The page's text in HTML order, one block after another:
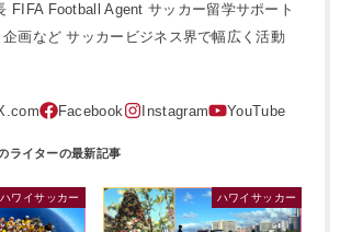
FIFA Football Agent サッカー留学サポート
画など サッカービジネス界で幅広く活動
ハワイサッカー ハワイサッカー